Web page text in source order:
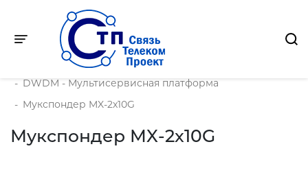
Toggle navigation
Продукция
- DWDM - Мультисервисная платформа
- Мукспондер MX-2x10G
Мукспондер MX-2x10G